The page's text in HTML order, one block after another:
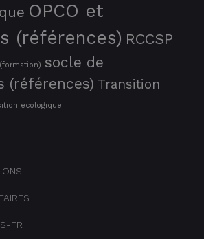
OPCO et
(références) RCCSP
socle de
(références) Transition
écologique
FR